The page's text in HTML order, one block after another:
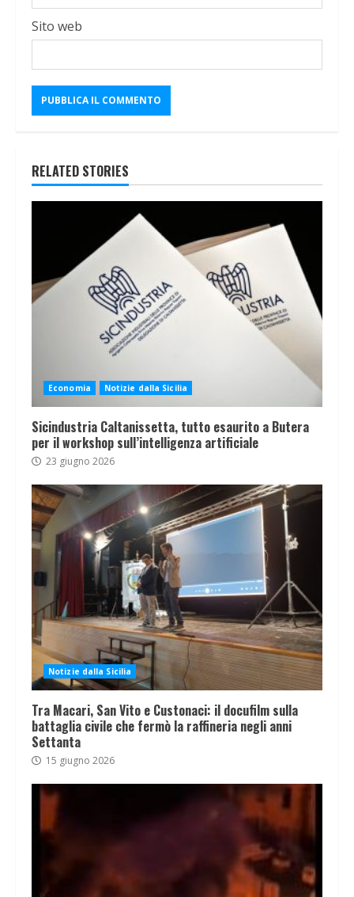
Sito web
RELATED STORIES
Economia Notizie dalla Sicilia
Sicindustria Caltanissetta, tutto esaurito a Butera
per il workshop sull’intelligenza artificiale
23 giugno 2026
Notizie dalla Sicilia
Tra Macari, San Vito e Custonaci: il docufilm sulla
battaglia civile che fermò la raffineria negli anni
Settanta
15 giugno 2026